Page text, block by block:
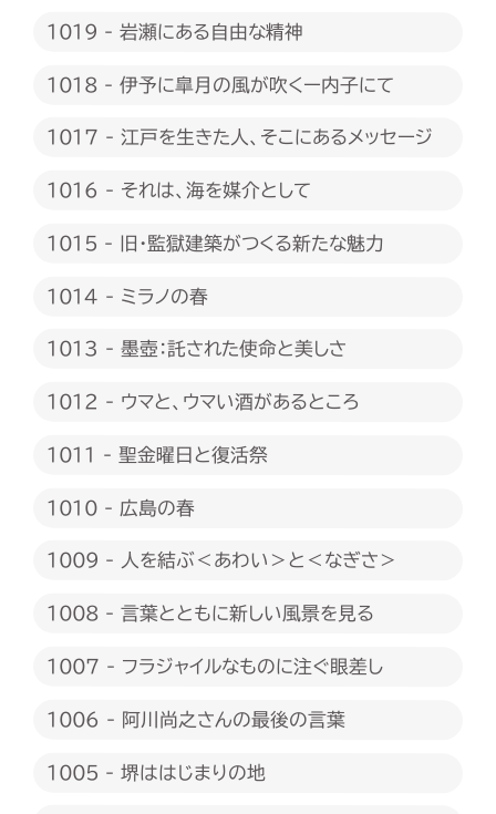
1019 - 岩瀬にある自由な精神
1018 - 伊予に皐月の風が吹くー内子にて
1017 - 江戸を生きた人、そこにあるメッセージ
1016 - それは、海を媒介として
1015 - 旧・監獄建築がつくる新たな魅力
1014 - ミラノの春
1013 - 墨壺：託された使命と美しさ
1012 - ウマと、ウマい酒があるところ
1011 - 聖金曜日と復活祭
1010 - 広島の春
1009 - 人を結ぶ＜あわい＞と＜なぎさ＞
1008 - 言葉とともに新しい風景を見る
1007 - フラジャイルなものに注ぐ眼差し
1006 - 阿川尚之さんの最後の言葉
1005 - 堺ははじまりの地